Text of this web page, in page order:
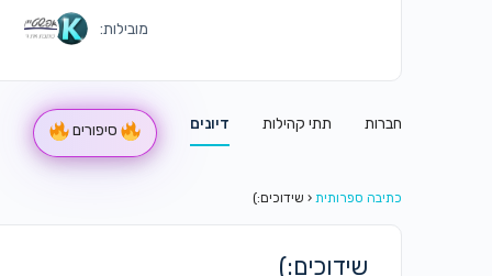
מובילות:
חברות תתי קהילות דיונים סיפורים
כתיבה ספרותית ‹ שידוכים:)
שידוכים:)